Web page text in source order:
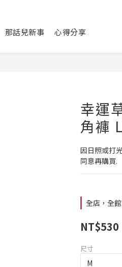
那話兒新事 心得分享
幸運
角褲
因日照或打
同意再購買.
全店，全
NT$530
尺寸